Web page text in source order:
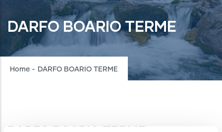
DARFO BOARIO TERME
Breadcrumb
Home - DARFO BOARIO TERME